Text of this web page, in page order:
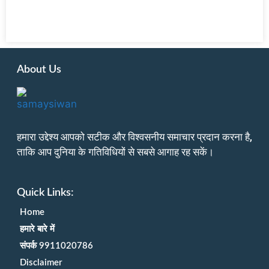
About Us
हमारा उद्देश्य आपको सटीक और विश्वसनीय समाचार प्रदान करना है,
ताकि आप दुनिया के गतिविधियों से सबसे आगाह रह सकें।
Quick Links:
Home
हमारे बारे में
संपर्क 9911020786
Disclaimer